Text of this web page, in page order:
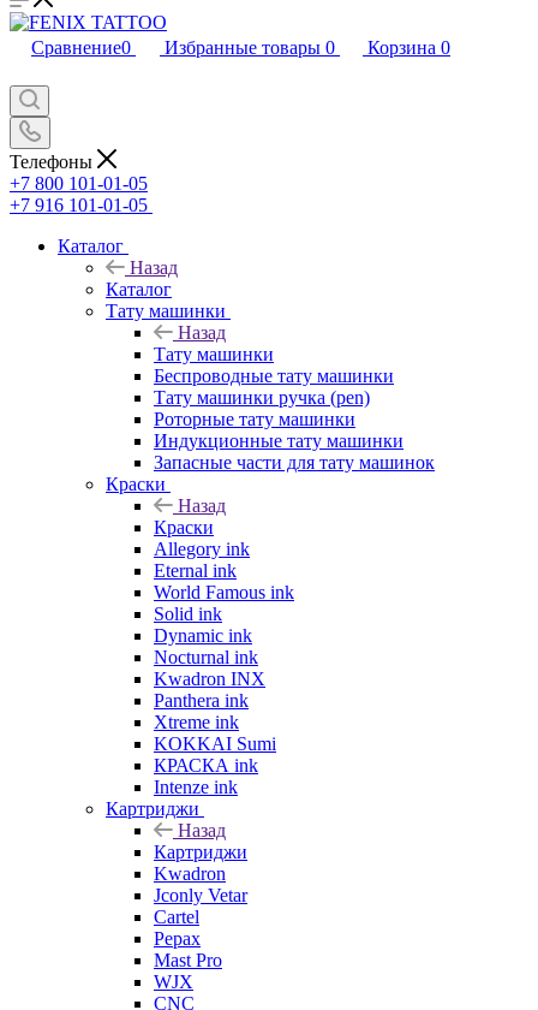
Сравнение0 Избранные товары 0 Корзина 0
Телефоны
+7 800 101-01-05
+7 916 101-01-05
Каталог
Назад
Каталог
Тату машинки
Назад
Тату машинки
Беспроводные тату машинки
Тату машинки ручка (pen)
Роторные тату машинки
Индукционные тату машинки
Запасные части для тату машинок
Краски
Назад
Краски
Allegory ink
Eternal ink
World Famous ink
Solid ink
Dynamic ink
Nocturnal ink
Kwadron INX
Panthera ink
Xtreme ink
KOKKAI Sumi
КРАСКА ink
Intenze ink
Картриджи
Назад
Картриджи
Kwadron
Jconly Vetar
Cartel
Pepax
Mast Pro
WJX
CNC